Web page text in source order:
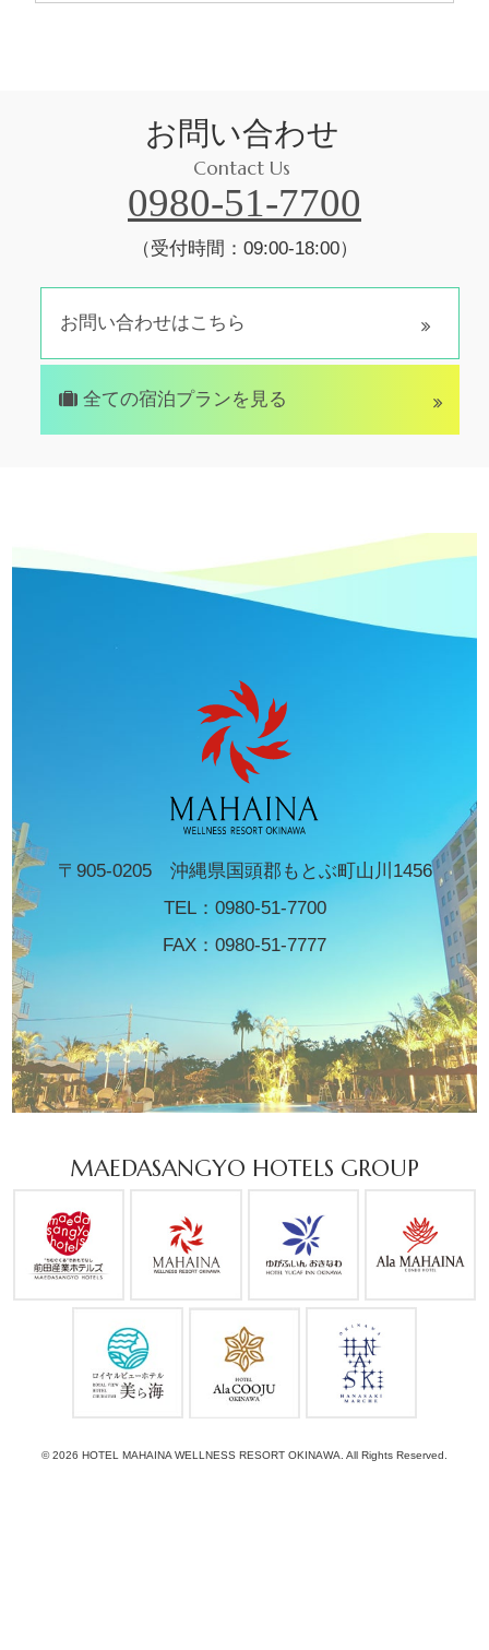
お問い合わせ
Contact Us
0980-51-7700
（受付時間：09:00-18:00）
お問い合わせはこちら
全ての宿泊プランを見る
〒905-0205 沖縄県国頭郡もとぶ町山川1456
TEL： 0980-51-7700
FAX：0980-51-7777
MAEDASANGYO HOTELS GROUP
© 2026 HOTEL MAHAINA WELLNESS RESORT OKINAWA. All Rights Reserved.